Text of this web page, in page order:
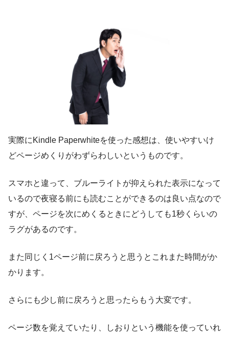
実際にKindle Paperwhiteを使った感想は、使いやすいけ
どページめくりがわずらわしいというものです。
スマホと違って、ブルーライトが抑えられた表示になって
いるので夜寝る前にも読むことができるのは良い点なので
すが、ページを次にめくるときにどうしても1秒くらいの
ラグがあるのです。
また同じく1ページ前に戻ろうと思うとこれまた時間がか
かります。
さらにも少し前に戻ろうと思ったらもう大変です。
ページ数を覚えていたり、しおりという機能を使っていれ